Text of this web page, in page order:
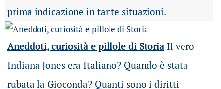
prima indicazione in tante situazioni.
Aneddoti, curiosità e pillole di Storia Il vero
Indiana Jones era Italiano? Quando è stata
rubata la Gioconda? Quanti sono i diritti